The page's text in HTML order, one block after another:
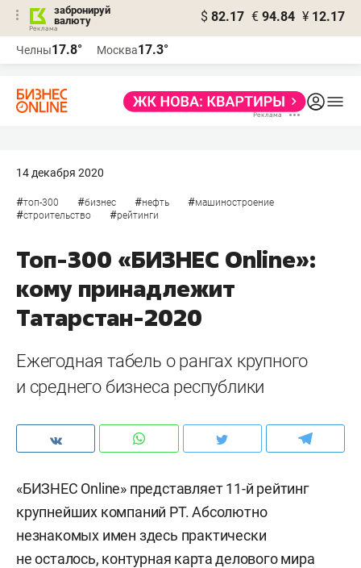
забронируй
валюту
$ 82.17 € 94.84 ¥ 12.17
Челны17.8° Москва17.3°
14 декабря 2020
#топ-300 #бизнес #нефть #машиностроение
#строительство #рейтинги
Топ-300 «БИЗНЕС Online»:
кому принадлежит
Татарстан-2020
Ежегодная табель о рангах крупного
и среднего бизнеса республики
«БИЗНЕС Online» представляет 11-й рейтинг
крупнейших компаний РТ. Абсолютно
незнакомых имен здесь практически
не осталось, контурная карта делового мира